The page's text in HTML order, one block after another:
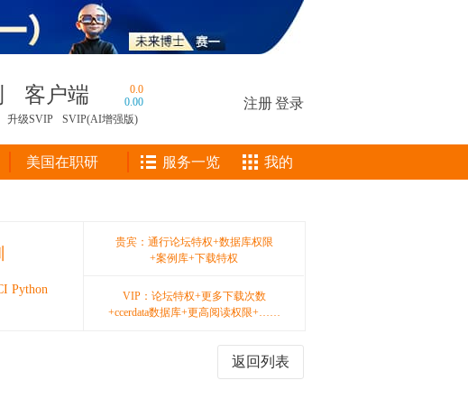
客户端
0.0
0.00
升级SVIP SVIP(AI增强版)
注册登录
美国在职研 服务一览 我的
Python
贵宾：通行论坛特权+数据库权限
+案例库+下载特权
VIP：论坛特权+更多下载次数
+ccerdata数据库+更高阅读权限+……
返回列表